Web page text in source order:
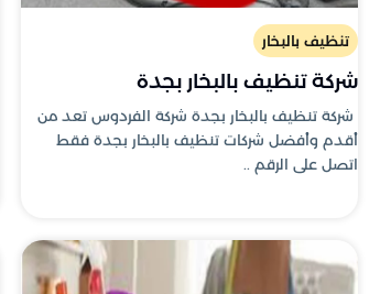
تنظيف بالبخار
شركة تنظيف بالبخار بجدة
شركة تنظيف بالبخار بجدة شركة الفردوس تعد من
أقدم وأفضل شركات تنظيف بالبخار بجدة فقط
اتصل على الرقم ..